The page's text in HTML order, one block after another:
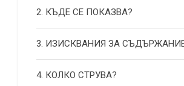
2. КЪДЕ СЕ ПОКАЗВА?
3. ИЗИСКВАНИЯ ЗА
4. КОЛКО СТРУВА?